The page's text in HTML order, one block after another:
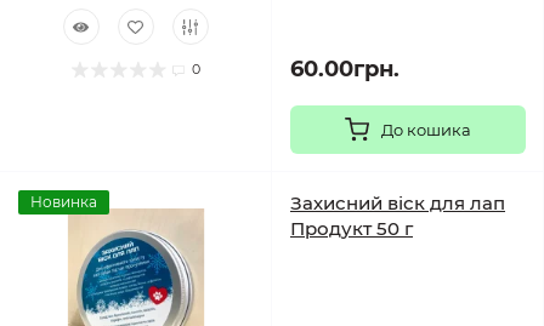
0 60.00грн.
До кошика
Новинка
Захисний віск для лап
Продукт 50 г